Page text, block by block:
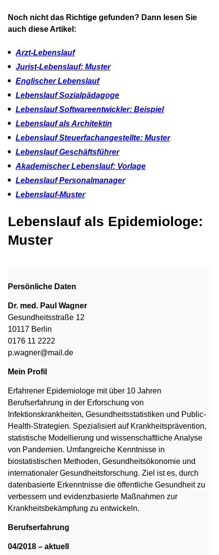
Noch nicht das Richtige gefunden? Dann lesen Sie
auch diese Artikel:
Arzt-Lebenslauf
Jurist-Lebenslauf: Muster
Englischer Lebenslauf
Lebenslauf Sozialpädagoge
Lebenslauf Softwareentwickler: Beispiel
Lebenslauf als Architektin
Lebenslauf Steuerfachangestellte: Muster
Lebenslauf Geschäftsführer
Akademischer Lebenslauf: Vorlage
Lebenslauf Personalmanager
Lebenslauf-Muster
Lebenslauf als Epidemiologe:
Muster
Persönliche Daten
Dr. med. Paul Wagner
Gesundheitsstraße 12
10117 Berlin
0176 11 2222
p.wagner@mail.de
Mein Profil
Erfahrener Epidemiologe mit über 10 Jahren
Berufserfahrung in der Erforschung von
Infektionskrankheiten, Gesundheitsstatistiken und Public-
Health-Strategien. Spezialisiert auf Krankheitsprävention,
statistische Modellierung und wissenschaftliche Analyse
von Pandemien. Umfangreiche Kenntnisse in
biostatistischen Methoden, Gesundheitsökonomie und
internationaler Gesundheitsforschung. Ziel ist es, durch
datenbasierte Erkenntnisse die öffentliche Gesundheit zu
verbessern und evidenzbasierte Maßnahmen zur
Krankheitsbekämpfung zu entwickeln.
Berufserfahrung
04/2018 – aktuell